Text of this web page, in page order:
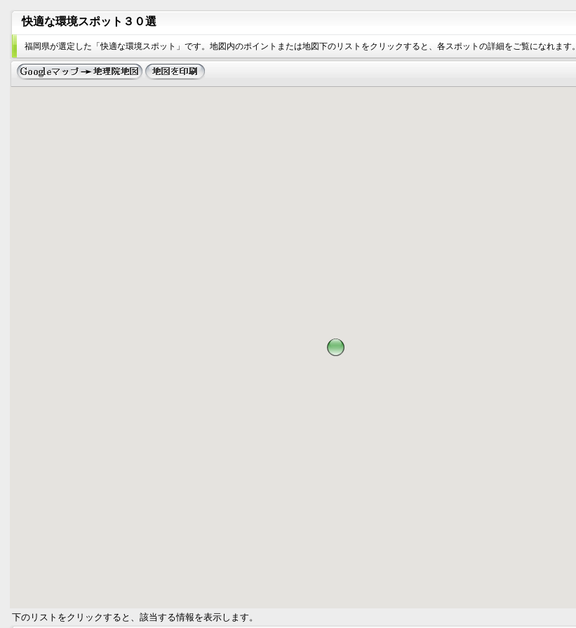
快適な環境スポット３０選
福岡県が選定した「快適な環境スポット」です。地図内のポイントまたは地図下のリストをクリックすると、各スポットの詳細をご覧になれます。
下のリストをクリックすると、該当する情報を表示します。